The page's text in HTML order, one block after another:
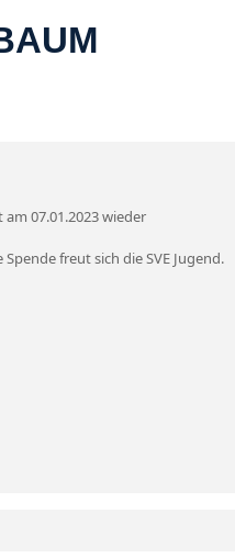
07.01.2023 wieder
freut sich die SVE Jugend.